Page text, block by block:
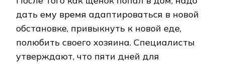
дать ему время адаптироваться в новой
обстановке, привыкнуть к новой еде,
полюбить своего хозяина. Специалисты
утверждают, что пяти дней для